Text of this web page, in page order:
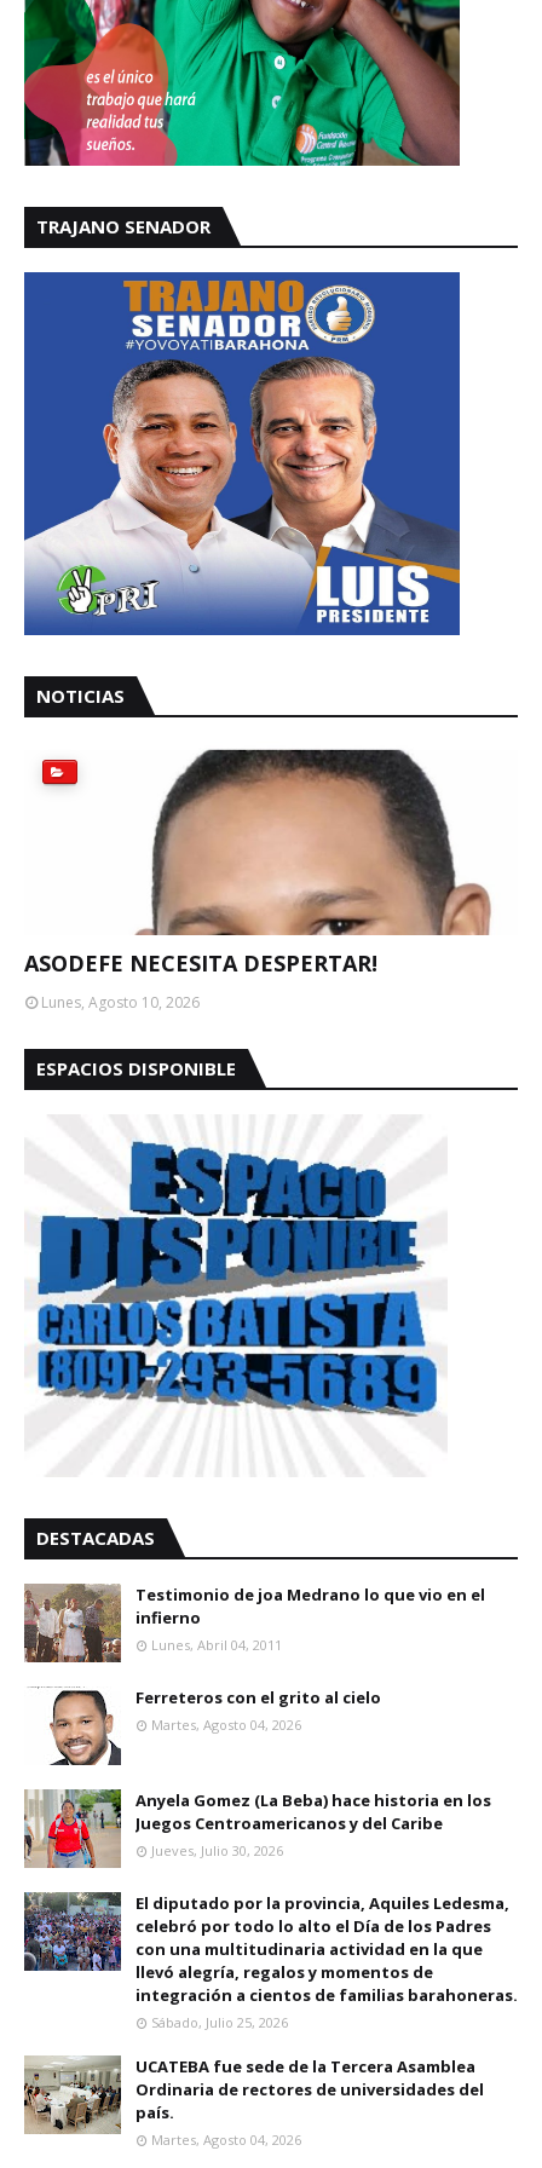
TRAJANO SENADOR
NOTICIAS
ASODEFE NECESITA DESPERTAR!
Lunes, Agosto 10, 2026
ESPACIOS DISPONIBLE
DESTACADAS
Testimonio de joa Medrano lo que vio en el
infierno
Lunes, Abril 04, 2011
Ferreteros con el grito al cielo
Martes, Agosto 04, 2026
Anyela Gomez (La Beba) hace historia en los
Juegos Centroamericanos y del Caribe
Jueves, Julio 30, 2026
El diputado por la provincia, Aquiles Ledesma,
celebró por todo lo alto el Día de los Padres
con una multitudinaria actividad en la que
llevó alegría, regalos y momentos de
integración a cientos de familias barahoneras.
Sábado, Julio 25, 2026
UCATEBA fue sede de la Tercera Asamblea
Ordinaria de rectores de universidades del
país.
Martes, Agosto 04, 2026